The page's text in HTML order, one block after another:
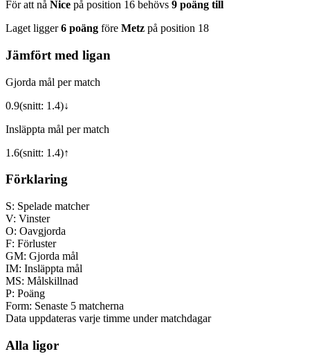
För att nå Nice på position 16 behövs 9 poäng till
Laget ligger6 poäng före Metz på position 18
Jämfört med ligan
Gjorda mål per match
0.9(snitt: 1.4)↓
Insläppta mål per match
1.6(snitt: 1.4)↑
Förklaring
S: Spelade matcher
V: Vinster
O: Oavgjorda
F: Förluster
GM: Gjorda mål
IM: Insläppta mål
MS: Målskillnad
P: Poäng
Form: Senaste 5 matcherna
Data uppdateras varje timme under matchdagar
Alla ligor